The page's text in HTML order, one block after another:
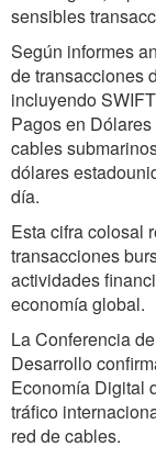
sensibles
Según informes
de transacciones
incluyendo
Pagos en
cables
dólares
día.
Esta cifra colosal
transacciones
actividades
economía global.
La Conferencia
Desarrollo
Economía Digital
tráfico
red de cables.